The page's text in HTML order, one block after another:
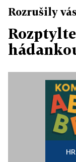
Rozrušily